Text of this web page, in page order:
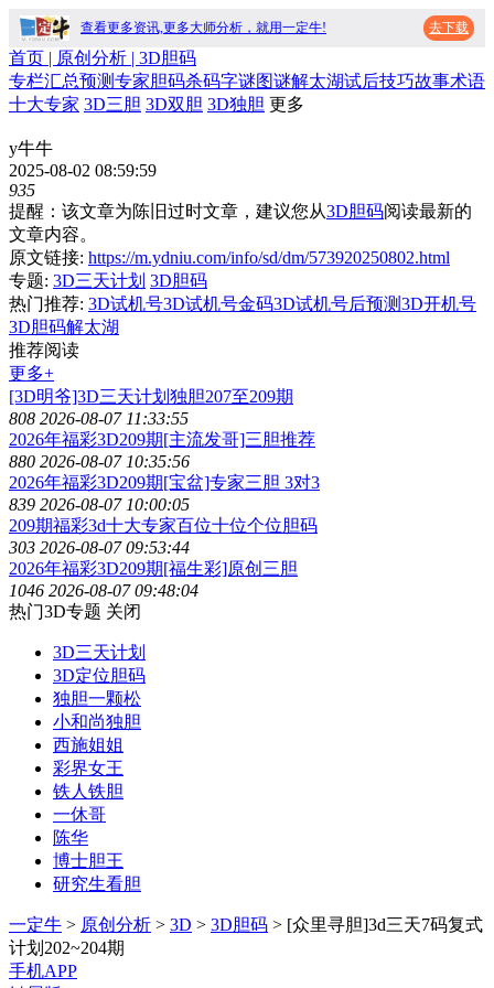
查看更多资讯,更多大师分析，就用一定牛! 去下载
首页 | 原创分析 | 3D胆码
专栏汇总预测专家胆码杀码字谜图谜解太湖试后技巧故事术语
十大专家 3D三胆 3D双胆 3D独胆 更多
y牛牛
2025-08-02 08:59:59
935
提醒：该文章为陈旧过时文章，建议您从3D胆码阅读最新的
文章内容。
原文链接: https://m.ydniu.com/info/sd/dm/573920250802.html
专题: 3D三天计划 3D胆码
热门推荐: 3D试机号3D试机号金码3D试机号后预测3D开机号
3D胆码解太湖
推荐阅读
更多+
[3D明爷]3D三天计划独胆207至209期
808 2026-08-07 11:33:55
2026年福彩3D209期[主流发哥]三胆推荐
880 2026-08-07 10:35:56
2026年福彩3D209期[宝盆]专家三胆 3对3
839 2026-08-07 10:00:05
209期福彩3d十大专家百位十位个位胆码
303 2026-08-07 09:53:44
2026年福彩3D209期[福生彩]原创三胆
1046 2026-08-07 09:48:04
热门3D专题 关闭
3D三天计划
3D定位胆码
独胆一颗松
小和尚独胆
西施姐姐
彩界女王
铁人铁胆
一休哥
陈华
博士胆王
研究生看胆
一定牛 > 原创分析 > 3D > 3D胆码 > [众里寻胆]3d三天7码复式
计划202~204期
手机APP